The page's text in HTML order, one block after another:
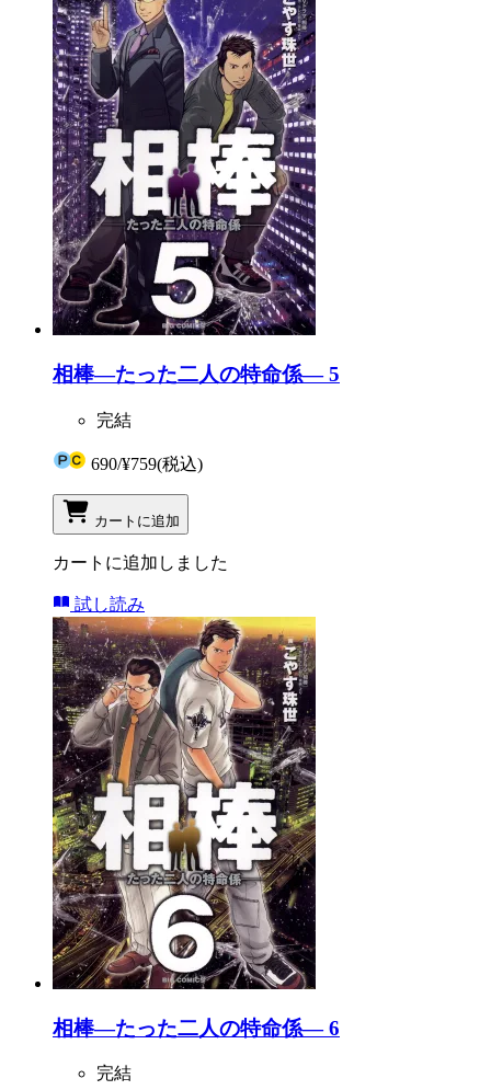
相棒―たった二人の特命係― 5
完結
690/¥759(税込)
カートに追加
カートに追加しました
試し読み
相棒―たった二人の特命係― 6
完結